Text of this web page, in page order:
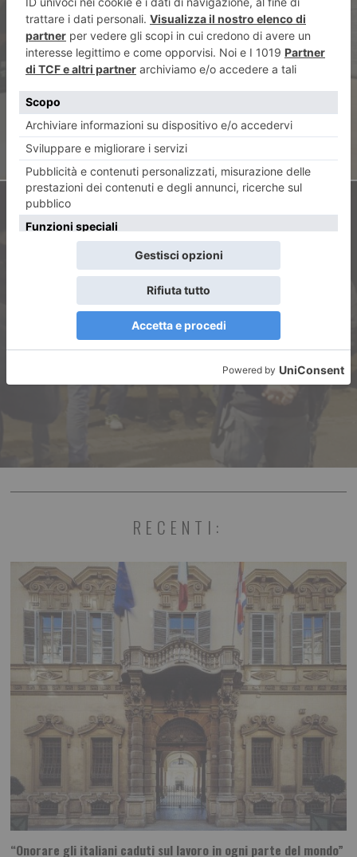
Alla scoperta del museo che
non c’è
ARTICOLO SUCCESSIVO
Amici… fino a quando
interviene le Polizia
RECENTI:
“Onorare gli italiani caduti sul lavoro in ogni parte del mondo”